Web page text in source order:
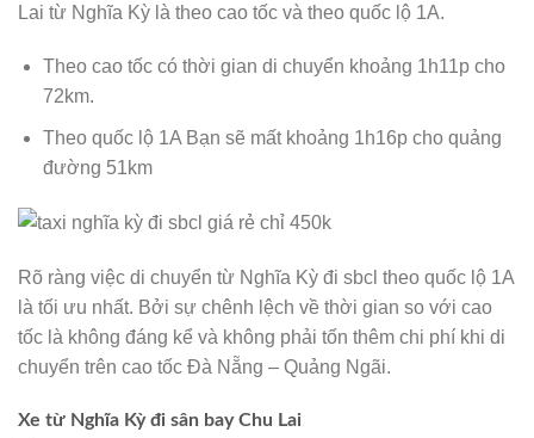
Lai từ Nghĩa Kỳ là theo cao tốc và theo quốc lộ 1A.
Theo cao tốc có thời gian di chuyển khoảng 1h11p cho
72km.
Theo quốc lộ 1A Bạn sẽ mất khoảng 1h16p cho quảng
đường 51km
Rõ ràng việc di chuyển từ Nghĩa Kỳ đi sbcl theo quốc lộ 1A
là tối ưu nhất. Bởi sự chênh lệch về thời gian so với cao
tốc là không đáng kể và không phải tốn thêm chi phí khi di
chuyển trên cao tốc Đà Nẵng – Quảng Ngãi.
Xe từ Nghĩa Kỳ đi sân bay Chu Lai